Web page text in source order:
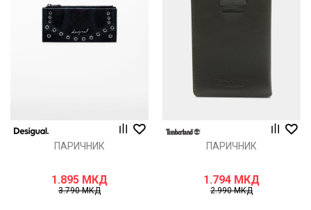
ПАРИЧНИК
1.895 МКД
3.790МКД
ПАРИЧНИК
1.794 МКД
2.990МКД